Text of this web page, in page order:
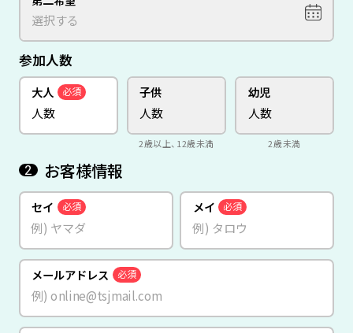
参加人数
大人 必須 子供
2歳以上、12歳未満
幼児
2歳未満
2 お客様情報
セイ 必須 メイ 必須
メールアドレス 必須